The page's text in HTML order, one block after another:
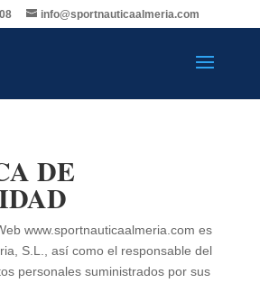
info@sportnauticaalmeria.com
DE
www.sportnauticaalmeria.com es
S.L., así como el responsable del
personales suministrados por sus